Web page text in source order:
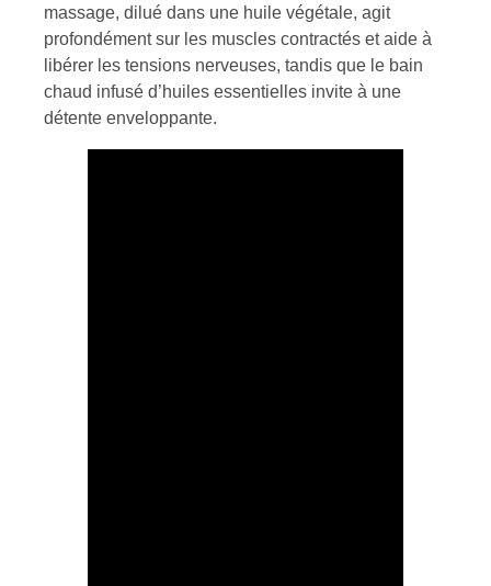
massage, dilué dans une huile végétale, agit
profondément sur les muscles contractés et aide à
libérer les tensions nerveuses, tandis que le bain
chaud infusé d’huiles essentielles invite à une
détente enveloppante.